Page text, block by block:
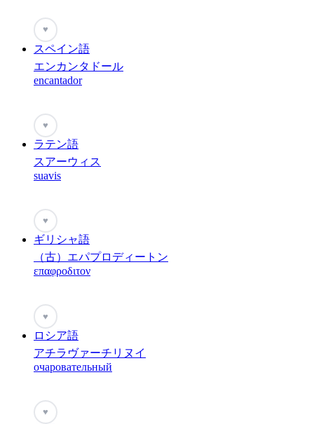
♥
スペイン語
エンカンタドール
encantador
♥
ラテン語
スアーウィス
suavis
♥
ギリシャ語
（古）エパプロディートン
επαφροδιτον
♥
ロシア語
アチラヴァーチリヌイ
очаровательный
♥